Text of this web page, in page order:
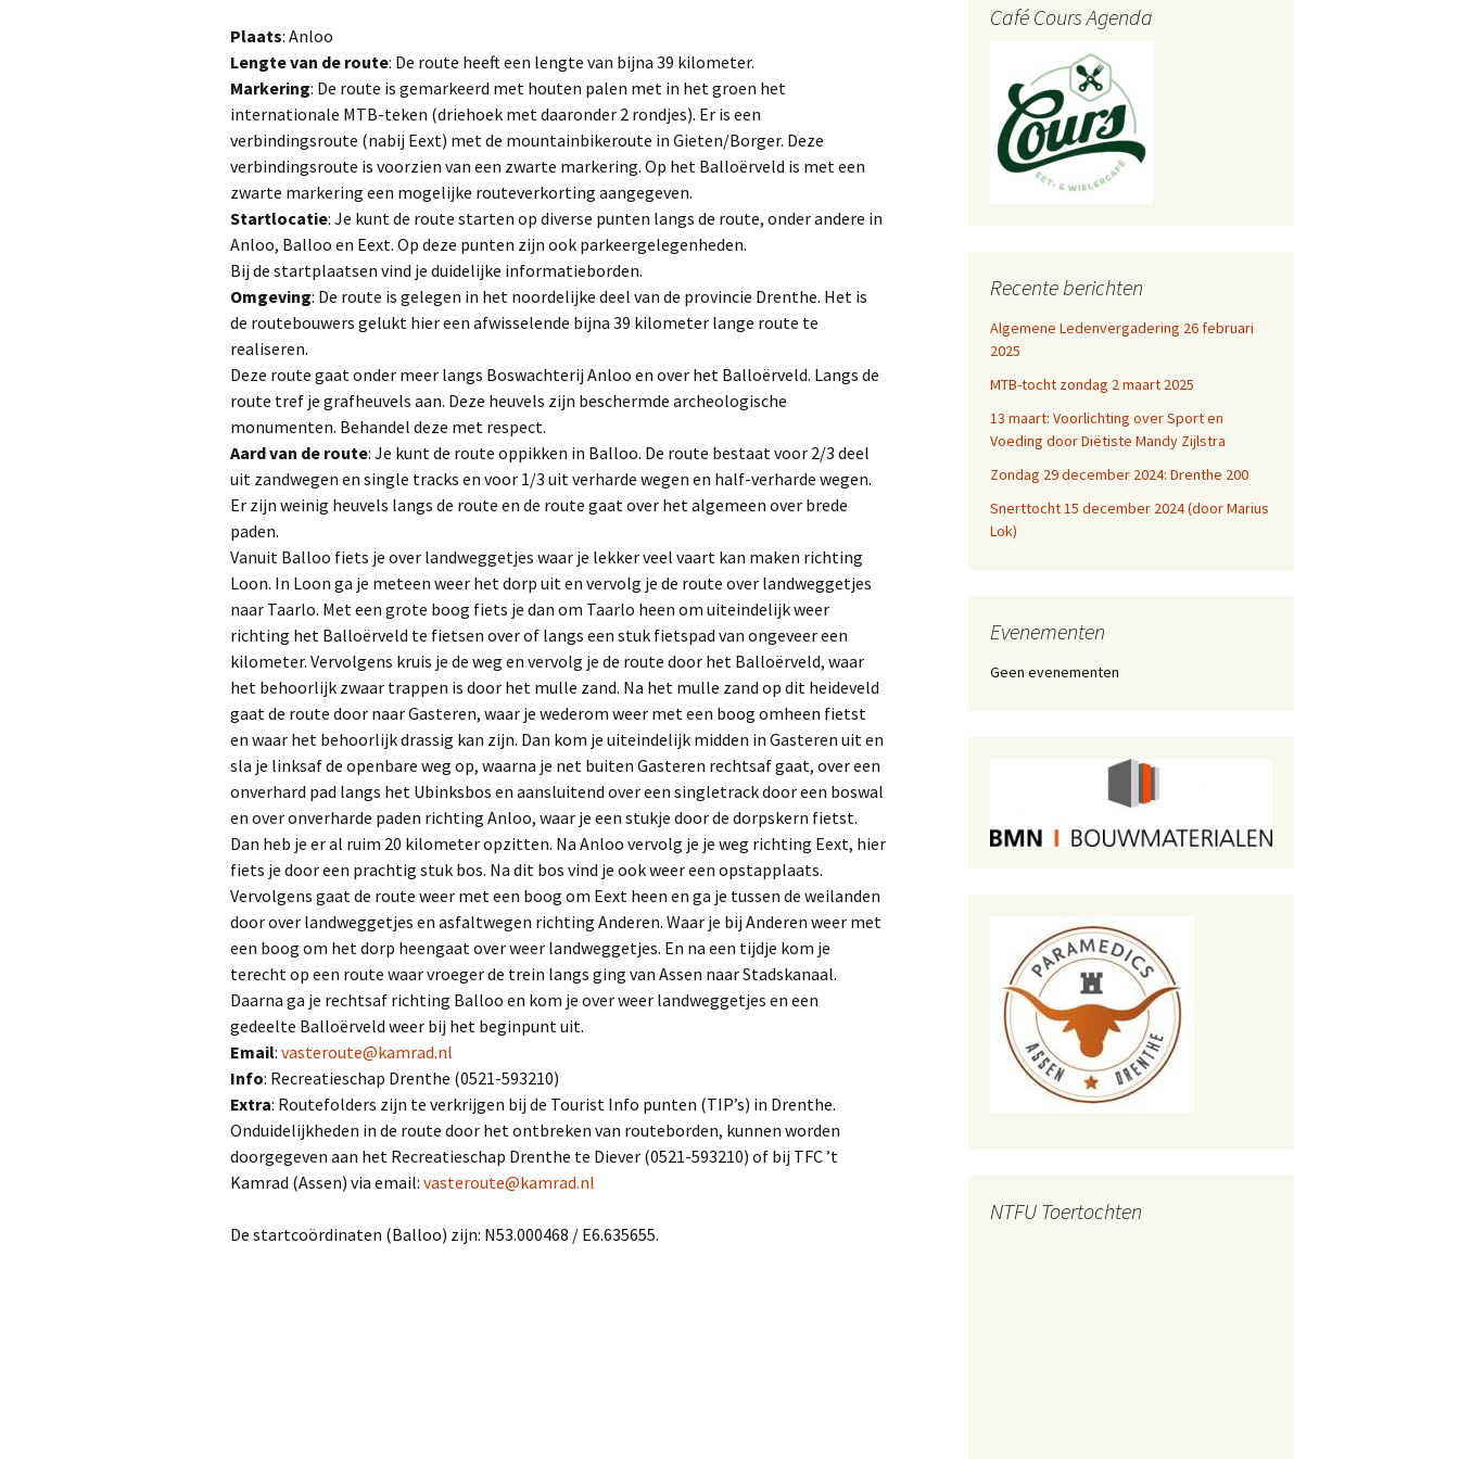
Vertrouwenscontactpersonen
Sponsors
Clubkleding
Veiligheid
NTFU
Plaats: Anloo
Lengte van de route: De route heeft een lengte van bijna 39 kilometer.
Markering: De route is gemarkeerd met houten palen met in het groen het
internationale MTB-teken (driehoek met daaronder 2 rondjes). Er is een
verbindingsroute (nabij Eext) met de mountainbikeroute in Gieten/Borger. Deze
verbindingsroute is voorzien van een zwarte markering. Op het Balloërveld is met een
zwarte markering een mogelijke routeverkorting aangegeven.
Startlocatie: Je kunt de route starten op diverse punten langs de route, onder andere in
Anloo, Balloo en Eext. Op deze punten zijn ook parkeergelegenheden.
Bij de startplaatsen vind je duidelijke informatieborden.
Omgeving: De route is gelegen in het noordelijke deel van de provincie Drenthe. Het is
de routebouwers gelukt hier een afwisselende bijna 39 kilometer lange route te
realiseren.
Deze route gaat onder meer langs Boswachterij Anloo en over het Balloërveld. Langs de
route tref je grafheuvels aan. Deze heuvels zijn beschermde archeologische
monumenten. Behandel deze met respect.
Aard van de route: Je kunt de route oppikken in Balloo. De route bestaat voor 2/3 deel
uit zandwegen en single tracks en voor 1/3 uit verharde wegen en half-verharde wegen.
Er zijn weinig heuvels langs de route en de route gaat over het algemeen over brede
paden.
Vanuit Balloo fiets je over landweggetjes waar je lekker veel vaart kan maken richting
Loon. In Loon ga je meteen weer het dorp uit en vervolg je de route over landweggetjes
naar Taarlo. Met een grote boog fiets je dan om Taarlo heen om uiteindelijk weer
richting het Balloërveld te fietsen over of langs een stuk fietspad van ongeveer een
kilometer. Vervolgens kruis je de weg en vervolg je de route door het Balloërveld, waar
het behoorlijk zwaar trappen is door het mulle zand. Na het mulle zand op dit heideveld
gaat de route door naar Gasteren, waar je wederom weer met een boog omheen fietst
en waar het behoorlijk drassig kan zijn. Dan kom je uiteindelijk midden in Gasteren uit en
sla je linksaf de openbare weg op, waarna je net buiten Gasteren rechtsaf gaat, over een
onverhard pad langs het Ubinksbos en aansluitend over een singletrack door een boswal
en over onverharde paden richting Anloo, waar je een stukje door de dorpskern fietst.
Dan heb je er al ruim 20 kilometer opzitten. Na Anloo vervolg je je weg richting Eext, hier
fiets je door een prachtig stuk bos. Na dit bos vind je ook weer een opstapplaats.
Vervolgens gaat de route weer met een boog om Eext heen en ga je tussen de weilanden
door over landweggetjes en asfaltwegen richting Anderen. Waar je bij Anderen weer met
een boog om het dorp heengaat over weer landweggetjes. En na een tijdje kom je
terecht op een route waar vroeger de trein langs ging van Assen naar Stadskanaal.
Daarna ga je rechtsaf richting Balloo en kom je over weer landweggetjes en een
gedeelte Balloërveld weer bij het beginpunt uit.
Email: vasteroute@kamrad.nl
Info: Recreatieschap Drenthe (0521-593210)
Extra: Routefolders zijn te verkrijgen bij de Tourist Info punten (TIP’s) in Drenthe.
Onduidelijkheden in de route door het ontbreken van routeborden, kunnen worden
doorgegeven aan het Recreatieschap Drenthe te Diever (0521-593210) of bij TFC ’t
Kamrad (Assen) via email: vasteroute@kamrad.nl
De startcoördinaten (Balloo) zijn: N53.000468 / E6.635655.
Café Cours Agenda
Recente berichten
Algemene Ledenvergadering 26 februari
2025
MTB-tocht zondag 2 maart 2025
13 maart: Voorlichting over Sport en
Voeding door Diëtiste Mandy Zijlstra
Zondag 29 december 2024: Drenthe 200
Snerttocht 15 december 2024 (door Marius
Lok)
Evenementen
Geen evenementen
NTFU Toertochten